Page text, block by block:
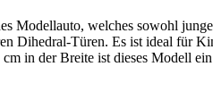
welches sowohl junge
Türen. Es ist ideal für
in der Breite ist dieses Modell